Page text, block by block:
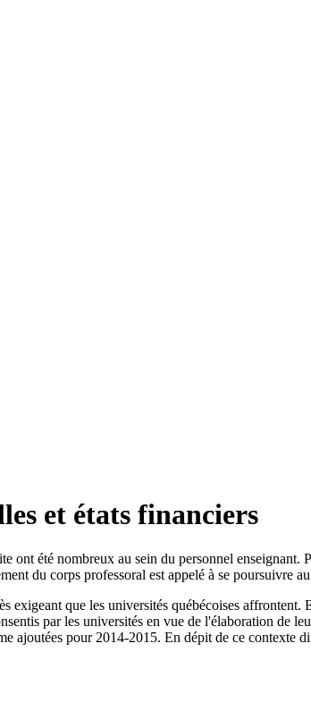
et états financiers
ont été nombreux au sein du personnel
du corps professoral est appelé à se poursuivre
exigeant que les universités québécoises
par les universités en vue de l'élaboration de
ajoutées pour 2014-2015. En dépit de ce